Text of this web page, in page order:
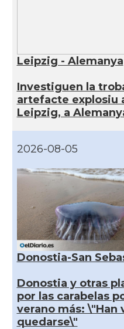
Leipzig - Alemanya
Investiguen la
artefacte explosiu
Leipzig, a
2026-08-05
Donostia-San
Donostia y otras
por las carabelas
verano más: \"Han
quedarse\"